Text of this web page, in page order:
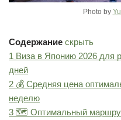
Photo by
Содержание скрыть
1 Виза в Японию 2026 для
дней
2 💰 Средняя цена
неделю
3 🗺️ Оптимальный